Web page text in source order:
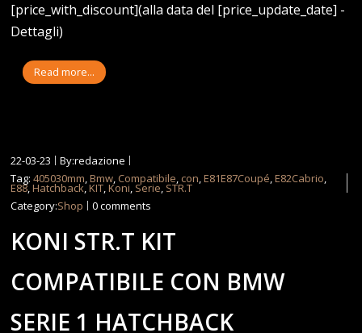
[price_with_discount](alla data del [price_update_date] -
Dettagli)
Read more...
22-03-23
By:redazione
Tag:405030mm,Bmw, Compatibile, con,E81E87Coupé,E82Cabrio,
E88,Hatchback,KIT,Koni, Serie, STR.T
Category:Shop 0 comments
KONI STR.T KIT
COMPATIBILE CON BMW
SERIE 1 HATCHBACK